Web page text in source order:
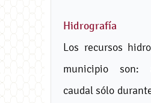
Hidrografía
Los recursos
municipio son:
caudal sólo